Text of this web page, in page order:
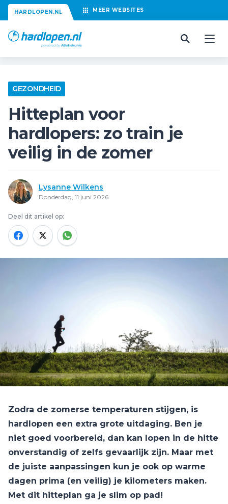
HARDLOPEN.NL MEER WEBSITES
GEZONDHEID
Hitteplan voor
hardlopers: zo train je
veilig in de zomer
Lysanne Wilkens
Donderdag, 11 juni 2026
Deel dit artikel op:
Zodra de zomerse temperaturen stijgen, is
hardlopen een extra grote uitdaging. Ben je
niet goed voorbereid, dan kan lopen in de hitte
onverstandig of zelfs gevaarlijk zijn. Maar met
de juiste aanpassingen kun je ook op warme
dagen prima (en veilig) je kilometers maken.
Met dit hitteplan ga je slim op pad!